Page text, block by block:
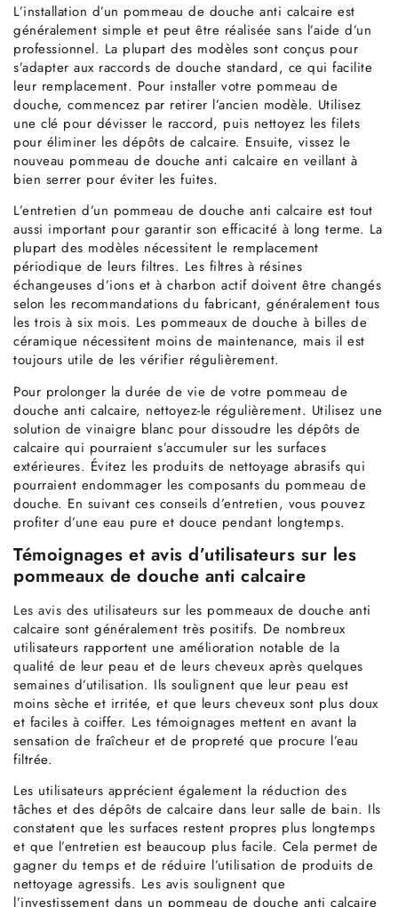
L’installation d’un pommeau de douche anti calcaire est
généralement simple et peut être réalisée sans l’aide d’un
professionnel. La plupart des modèles sont conçus pour
s’adapter aux raccords de douche standard, ce qui facilite
leur remplacement. Pour installer votre pommeau de
douche, commencez par retirer l’ancien modèle. Utilisez
une clé pour dévisser le raccord, puis nettoyez les filets
pour éliminer les dépôts de calcaire. Ensuite, vissez le
nouveau pommeau de douche anti calcaire en veillant à
bien serrer pour éviter les fuites.
L’entretien d’un pommeau de douche anti calcaire est tout
aussi important pour garantir son efficacité à long terme. La
plupart des modèles nécessitent le remplacement
périodique de leurs filtres. Les filtres à résines
échangeuses d’ions et à charbon actif doivent être changés
selon les recommandations du fabricant, généralement tous
les trois à six mois. Les pommeaux de douche à billes de
céramique nécessitent moins de maintenance, mais il est
toujours utile de les vérifier régulièrement.
Pour prolonger la durée de vie de votre pommeau de
douche anti calcaire, nettoyez-le régulièrement. Utilisez une
solution de vinaigre blanc pour dissoudre les dépôts de
calcaire qui pourraient s’accumuler sur les surfaces
extérieures. Évitez les produits de nettoyage abrasifs qui
pourraient endommager les composants du pommeau de
douche. En suivant ces conseils d’entretien, vous pouvez
profiter d’une eau pure et douce pendant longtemps.
Témoignages et avis d’utilisateurs sur les
pommeaux de douche anti calcaire
Les avis des utilisateurs sur les pommeaux de douche anti
calcaire sont généralement très positifs. De nombreux
utilisateurs rapportent une amélioration notable de la
qualité de leur peau et de leurs cheveux après quelques
semaines d’utilisation. Ils soulignent que leur peau est
moins sèche et irritée, et que leurs cheveux sont plus doux
et faciles à coiffer. Les témoignages mettent en avant la
sensation de fraîcheur et de propreté que procure l’eau
filtrée.
Les utilisateurs apprécient également la réduction des
tâches et des dépôts de calcaire dans leur salle de bain. Ils
constatent que les surfaces restent propres plus longtemps
et que l’entretien est beaucoup plus facile. Cela permet de
gagner du temps et de réduire l’utilisation de produits de
nettoyage agressifs. Les avis soulignent que
l’investissement dans un pommeau de douche anti calcaire